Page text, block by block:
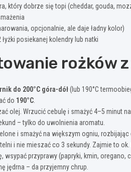
który dobrze się topi (cheddar, gouda,
opcjonalnie, ale daje ładny kolor)
posiekanej kolendry lub natki
rożków
do 200°C góra-dół(lub 190°C
do 190°C
olej. Wrzucić cebulę i smażyć 4–5 minut
– tylko do uwolnienia aromatu.
i smażyć na większym ogniu,
i nie mieszać co 3 sekundy. Zajmie to ok.
wsypać przyprawy (papryki, kmin,
jędrna – da przyjemny chrup.